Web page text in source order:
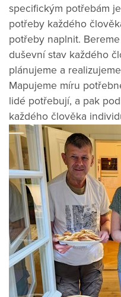
specifickým potřebám
potřeby každého
potřeby naplnit.
duševní stav každého
plánujeme a
Mapujeme míru
lidé potřebují, a pak
každého člověka